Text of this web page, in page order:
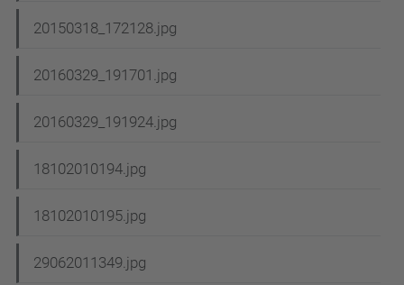
20150318_172128.jpg
20160329_191701.jpg
20160329_191924.jpg
18102010194.jpg
18102010195.jpg
29062011349.jpg